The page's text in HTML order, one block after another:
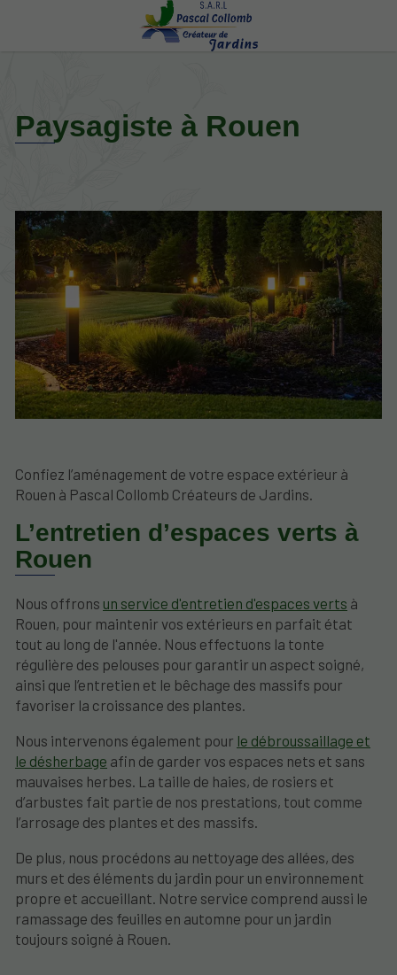
Paysagiste à Rouen
Confiez l’aménagement de votre espace extérieur à
Rouen à Pascal Collomb Créateurs de Jardins.
L’entretien d’espaces verts à
Rouen
Nous offrons un service d'entretien d'espaces verts à
Rouen, pour maintenir vos extérieurs en parfait état
tout au long de l'année. Nous effectuons la tonte
régulière des pelouses pour garantir un aspect soigné,
ainsi que l’entretien et le bêchage des massifs pour
favoriser la croissance des plantes.
Nous intervenons également pour le débroussaillage et
le désherbage afin de garder vos espaces nets et sans
mauvaises herbes. La taille de haies, de rosiers et
d’arbustes fait partie de nos prestations, tout comme
l’arrosage des plantes et des massifs.
De plus, nous procédons au nettoyage des allées, des
murs et des éléments du jardin pour un environnement
propre et accueillant. Notre service comprend aussi le
ramassage des feuilles en automne pour un jardin
toujours soigné à Rouen.